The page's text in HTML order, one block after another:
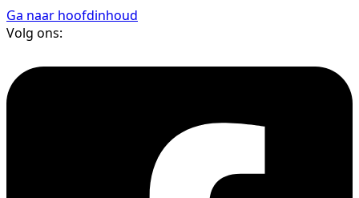
Ga naar hoofdinhoud
Volg ons: